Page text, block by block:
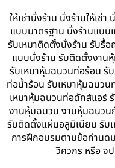
ให้เช่านั่งร้าน นั่งร้านให้เช่
แบบมาตรฐาน นั่งร้านแบ
รับเหมาติดตั้งนั่งร้าน รับรื้
แบบนั่งร้าน รับติดตั้งงาน
รับเหมาหุ้มฉนวนท่อร้อน รั
ท่อน้ำร้อน รับเหมาหุ้มฉนวน
เหมาหุ้มฉนวนท่อดักส์แอร์
งานหุ้มฉนวน งานหุ้มฉนว
รับติดตั้งแผ่นอลูมิเนียม รับ
การฝึกอบรมตามข้อกำนด
วิศวกร หรือ จ